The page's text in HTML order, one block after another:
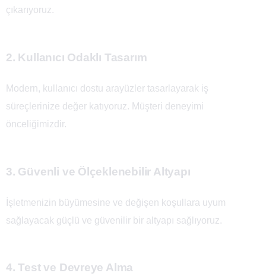
çıkarıyoruz.
2. Kullanıcı Odaklı Tasarım
Modern, kullanıcı dostu arayüzler tasarlayarak iş
süreçlerinize değer katıyoruz. Müşteri deneyimi
önceliğimizdir.
3. Güvenli ve Ölçeklenebilir Altyapı
İşletmenizin büyümesine ve değişen koşullara uyum
sağlayacak güçlü ve güvenilir bir altyapı sağlıyoruz.
4. Test ve Devreye Alma